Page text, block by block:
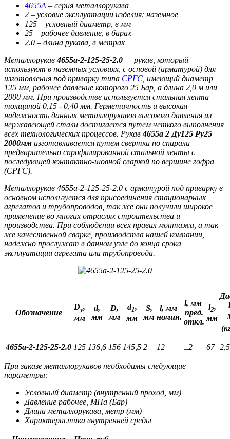
4655А – серия металлорукава
2 – условие эксплуатации изделия: наземное
125 – условный диаметр, в мм
25 – рабочее давление, в барах
2.0 – длина рукава, в метрах
Металлорукав4655а-2-125-25-2.0 — рукав, который
используют в наземных условиях, с основой (арматурой) для
изготовления под приварку типа СРГС , имеющий диаметр
125 мм, рабочее давление которого 25 Бар, а длина 2,0 м или
2000 мм. При производстве используется стальная лента
толщиной 0,15 - 0,40 мм. Герметичность и высокая
надежность данных металлорукавов высокого давления из
нержавеющей стали достигается путем четкого выполнения
всех технологических процессов. Рукав4655а 2 Ду125 Ру25
2000мм изготавливается путем свертки по спирали
предварительно спрофилированной стальной ленты с
последующей контактно-шовной сваркой по вершине гофра
(СРГС).
Металлорукав 4655а-2-125-25-2.0 с арматурой под приварку в
основном используется для присоединения стационарных
агрегатов и трубопроводов, так же они получили широкое
применение во многих отраслях строительства и
производства. При соблюдении всех правил монтажа, а так
же качественной сварке, производства нашей компании,
надежно прослужат в данном узле до конца срока
эксплуатации агрегата или трубопровода.
Обозначение
Dу,
мм
d,
мм
D,
мм
d1,
мм
S,
мм
l, мм
номин.
l, мм
пред.
откл.
l2,
мм
4655а-2-125-25-2.0 125 136,6 156 145,5 2 12 ±2 67
При заказе металлорукавов необходимы следующие
параметры:
Условный диаметр (внутренний проход, мм)
Давление рабочее, МПа (Бар)
Длина металлорукава, метр (мм)
Характеристика внутренней среды